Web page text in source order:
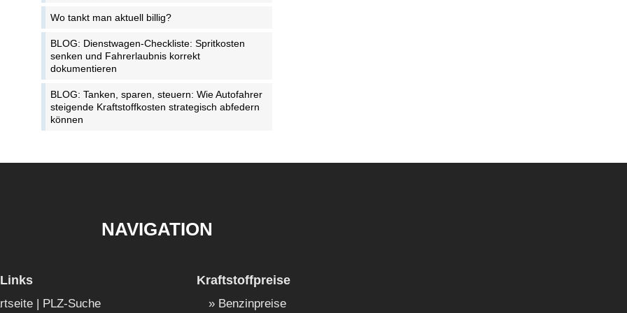
Wo tankt man aktuell billig?
BLOG: Dienstwagen-Checkliste: Spritkosten
senken und Fahrerlaubnis korrekt
dokumentieren
BLOG: Tanken, sparen, steuern: Wie Autofahrer
steigende Kraftstoffkosten strategisch abfedern
können
NAVIGATION
| PLZ-Suche
Kraftstoffpreise
Benzinpreise